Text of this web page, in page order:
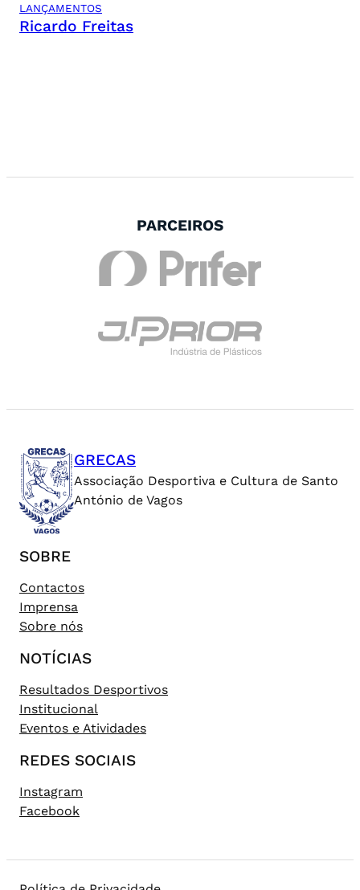
LANÇAMENTOS
Ricardo Freitas
PARCEIROS
GRECAS
Associação Desportiva e Cultura de Santo
António de Vagos
SOBRE
Contactos
Imprensa
Sobre nós
NOTÍCIAS
Resultados Desportivos
Institucional
Eventos e Atividades
REDES SOCIAIS
Instagram
Facebook